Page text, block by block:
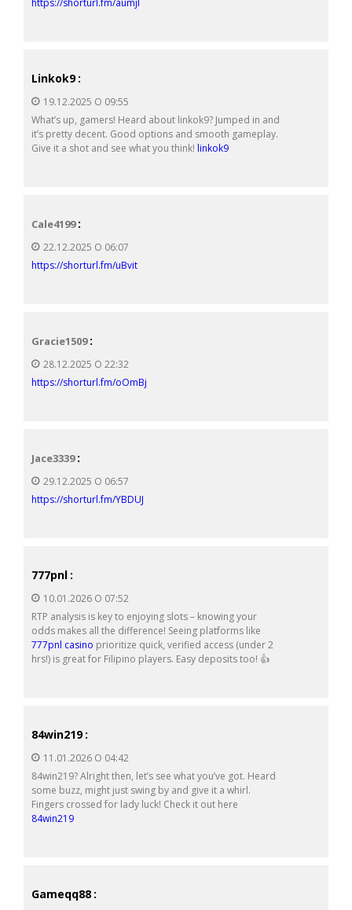
https://shorturl.fm/aumjl
Linkok9 :
19.12.2025 О 09:55
What’s up, gamers! Heard about linkok9? Jumped in and
it’s pretty decent. Good options and smooth gameplay.
Give it a shot and see what you think! linkok9
Cale4199 :
22.12.2025 О 06:07
https://shorturl.fm/uBvit
Gracie1509 :
28.12.2025 О 22:32
https://shorturl.fm/oOmBj
Jace3339 :
29.12.2025 О 06:57
https://shorturl.fm/YBDUJ
777pnl :
10.01.2026 О 07:52
RTP analysis is key to enjoying slots – knowing your
odds makes all the difference! Seeing platforms like
777pnl casino prioritize quick, verified access (under 2
hrs!) is great for Filipino players. Easy deposits too! 👍
84win219 :
11.01.2026 О 04:42
84win219? Alright then, let’s see what you’ve got. Heard
some buzz, might just swing by and give it a whirl.
Fingers crossed for lady luck! Check it out here
84win219
Gameqq88 :